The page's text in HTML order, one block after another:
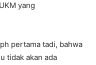
yang
pertama tadi, bahwa
tidak akan ada